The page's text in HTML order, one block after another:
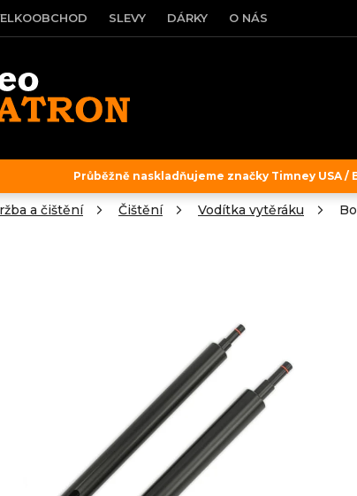
Průběžně naskladňujeme značky Timney USA /
SLEVY DÁRKY O NÁS
a čištění Čištění Vodítka vytěráku